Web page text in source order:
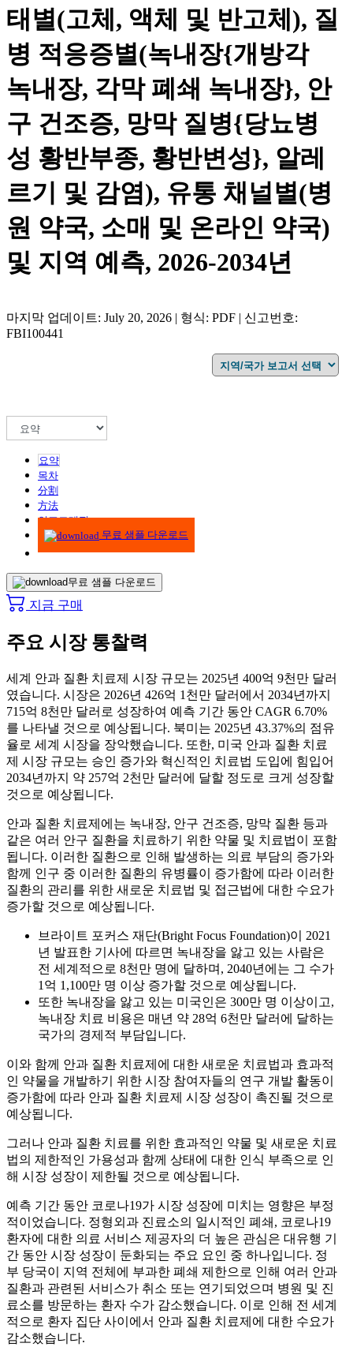
태별(고체, 액체 및 반고체), 질
병 적응증별(녹내장{개방각
녹내장, 각막 폐쇄 녹내장}, 안
구 건조증, 망막 질병{당뇨병
성 황반부종, 황반변성}, 알레
르기 및 감염), 유통 채널별(병
원 약국, 소매 및 온라인 약국)
및 지역 예측, 2026-2034년
마지막 업데이트: July 20, 2026 | 형식: PDF | 신고번호:
FBI100441
요약
목차
分割
方法
인포그래픽
무료 샘플 다운로드
무료 샘플 다운로드
지금 구매
주요 시장 통찰력
세계 안과 질환 치료제 시장 규모는 2025년 400억 9천만 달러
였습니다. 시장은 2026년 426억 1천만 달러에서 2034년까지
715억 8천만 달러로 성장하여 예측 기간 동안 CAGR 6.70%
를 나타낼 것으로 예상됩니다. 북미는 2025년 43.37%의 점유
율로 세계 시장을 장악했습니다. 또한, 미국 안과 질환 치료
제 시장 규모는 승인 증가와 혁신적인 치료법 도입에 힘입어
2034년까지 약 257억 2천만 달러에 달할 정도로 크게 성장할
것으로 예상됩니다.
안과 질환 치료제에는 녹내장, 안구 건조증, 망막 질환 등과
같은 여러 안구 질환을 치료하기 위한 약물 및 치료법이 포함
됩니다. 이러한 질환으로 인해 발생하는 의료 부담의 증가와
함께 인구 중 이러한 질환의 유병률이 증가함에 따라 이러한
질환의 관리를 위한 새로운 치료법 및 접근법에 대한 수요가
증가할 것으로 예상됩니다.
브라이트 포커스 재단(Bright Focus Foundation)이 2021
년 발표한 기사에 따르면 녹내장을 앓고 있는 사람은
전 세계적으로 8천만 명에 달하며, 2040년에는 그 수가
1억 1,100만 명 이상 증가할 것으로 예상됩니다.
또한 녹내장을 앓고 있는 미국인은 300만 명 이상이고,
녹내장 치료 비용은 매년 약 28억 6천만 달러에 달하는
국가의 경제적 부담입니다.
이와 함께 안과 질환 치료제에 대한 새로운 치료법과 효과적
인 약물을 개발하기 위한 시장 참여자들의 연구 개발 활동이
증가함에 따라 안과 질환 치료제 시장 성장이 촉진될 것으로
예상됩니다.
그러나 안과 질환 치료를 위한 효과적인 약물 및 새로운 치료
법의 제한적인 가용성과 함께 상태에 대한 인식 부족으로 인
해 시장 성장이 제한될 것으로 예상됩니다.
예측 기간 동안 코로나19가 시장 성장에 미치는 영향은 부정
적이었습니다. 정형외과 진료소의 일시적인 폐쇄, 코로나19
환자에 대한 의료 서비스 제공자의 더 높은 관심은 대유행 기
간 동안 시장 성장이 둔화되는 주요 요인 중 하나입니다. 정
부 당국이 지역 전체에 부과한 폐쇄 제한으로 인해 여러 안과
질환과 관련된 서비스가 취소 또는 연기되었으며 병원 및 진
료소를 방문하는 환자 수가 감소했습니다. 이로 인해 전 세계
적으로 환자 집단 사이에서 안과 질환 치료제에 대한 수요가
감소했습니다.